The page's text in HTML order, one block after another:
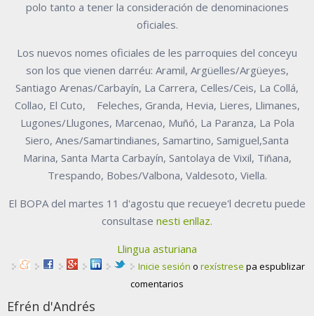
polo tanto a tener la consideración de denominaciones
oficiales.
Los nuevos nomes oficiales de les parroquies del conceyu
son los que vienen darréu: Aramil, Argüelles/Argüeyes,
Santiago Arenas/Carbayín, La Carrera, Celles/Ceis, La Collá,
Collao, El Cuto, Feleches, Granda, Hevia, Lieres, Llimanes,
Lugones/Llugones, Marcenao, Muñó, La Paranza, La Pola
Siero, Anes/Samartindianes, Samartino, Samiguel,Santa
Marina, Santa Marta Carbayín, Santolaya de Vixil, Tiñana,
Trespando, Bobes/Valbona, Valdesoto, Viella.
El BOPA del martes 11 d'agostu que recueye'l decretu puede
consultase nesti enllaz.
Llingua asturiana
Inicie sesión o rexístrese pa espublizar
comentarios
Efrén d'Andrés